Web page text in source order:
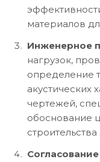
материалов
Инженерное
нагрузок,
определение
акустических
чертежей,
обоснование
строительства .